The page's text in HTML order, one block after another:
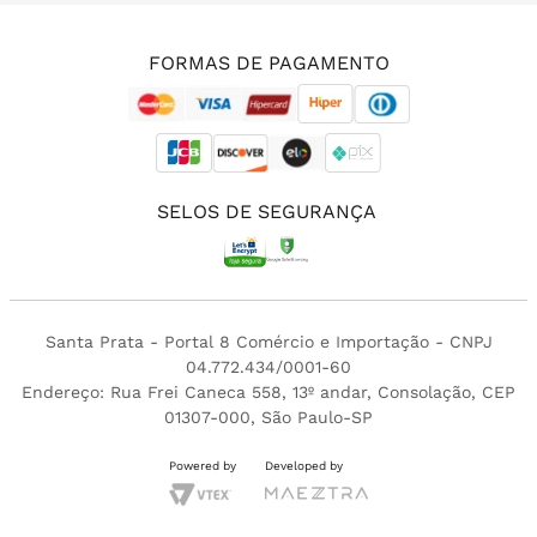
FORMAS DE PAGAMENTO
SELOS DE SEGURANÇA
Santa Prata - Portal 8 Comércio e Importação - CNPJ
04.772.434/0001-60
Endereço: Rua Frei Caneca 558, 13º andar, Consolação, CEP
01307-000, São Paulo-SP
Powered by Developed by